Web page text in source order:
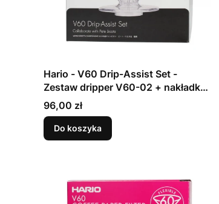
Hario - V60 Drip-Assist Set -
Zestaw dripper V60-02 + nakładka
+ filtry
Cena
96,00 zł
Do koszyka